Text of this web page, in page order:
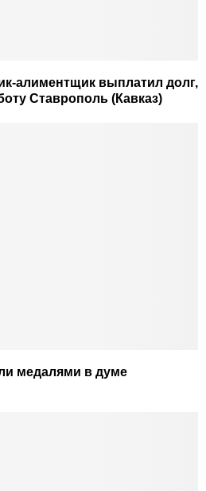
алиментщик выплатил долг,
Ставрополь (Кавказ)
медалями в думе